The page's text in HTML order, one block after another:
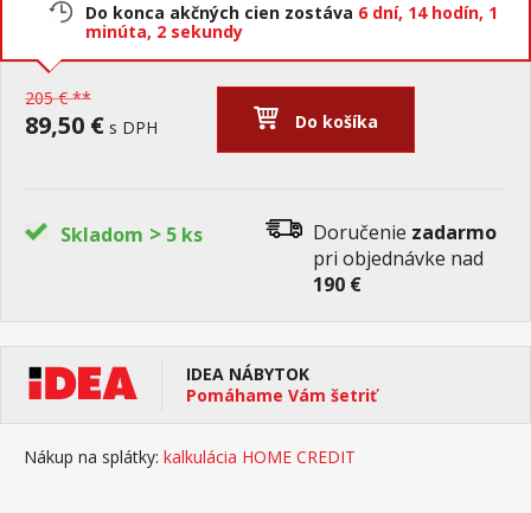
Do konca akčných cien zostáva 6 dní, 14 hodín, 1
minúta, 1 sekunda
205 € **
89,50 € s DPH Do košíka
Skladom > 5 ks Doručenie zadarmo
pri objednávke nad
190 €
IDEA NÁBYTOK
Pomáhame Vám šetriť
Nákup na splátky: kalkulácia HOME CREDIT